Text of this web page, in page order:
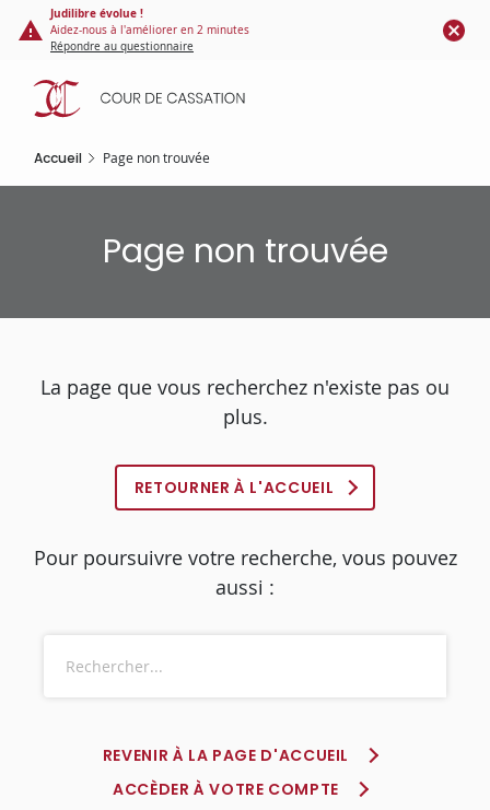
Panneau de gestion des cookies
contenu
principal
Judilibre évolue !
Aidez-nous à l'améliorer en 2 minutes
Répondre au questionnaire
Accueil Page non trouvée
Page non trouvée
La page que vous recherchez n'existe pas ou
plus.
RETOURNER À L'ACCUEIL
Pour poursuivre votre recherche, vous pouvez
aussi :
REVENIR À LA PAGE D'ACCUEIL
ACCÈDER À VOTRE COMPTE